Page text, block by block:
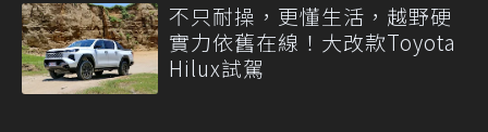
不只耐操，更懂生活，越野硬
實力依舊在線！大改款Toyota
Hilux試駕